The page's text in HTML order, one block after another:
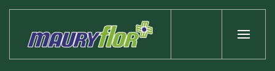
Skip to main content